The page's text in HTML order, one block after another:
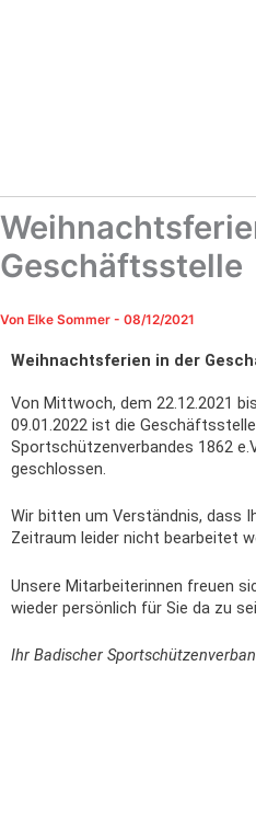
Geschäftsstelle
Von Elke Sommer - 08/12/2021
Weihnachtsferien in der
Von Mittwoch, dem 22.12.2021
09.01.2022 ist die
Sportschützenverbandes 1862
geschlossen.
Wir bitten um Verständnis, dass
Zeitraum leider nicht bearbeitet
Unsere Mitarbeiterinnen freuen
wieder persönlich für Sie da zu
Ihr Badischer